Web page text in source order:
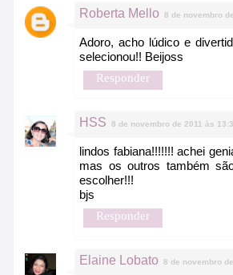
Roberta Mello 8 de novembro
Adoro, acho lúdico e
selecionou!! Beijoss
Responder
HSS 8 de novembro de 2011 às
lindos fabiana!!!!!!! achei
mas os outros também
escolher!!!
bjs
Responder
Elaine Lobato 8 de novembro